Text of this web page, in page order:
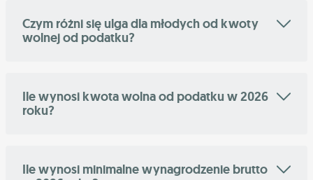
Czym różni się ulga dla młodych od kwoty
wolnej od podatku?
Ile wynosi kwota wolna od podatku w 2026
roku?
Ile wynosi minimalne wynagrodzenie brutto